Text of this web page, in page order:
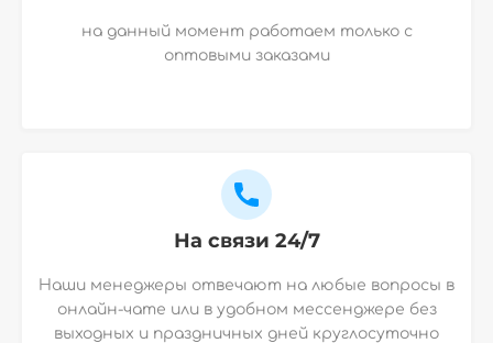
на данный момент работаем только с
оптовыми заказами
На связи 24/7
Наши менеджеры отвечают на любые вопросы в
онлайн-чате или в удобном мессенджере без
выходных и праздничных дней круглосуточно